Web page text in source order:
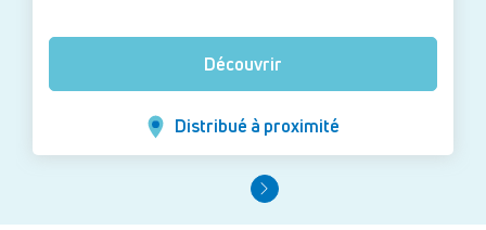
Découvrir
Distribué à proximité